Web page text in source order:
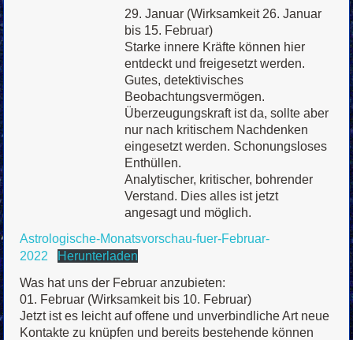
29. Januar (Wirksamkeit 26. Januar
bis 15. Februar)
Starke innere Kräfte können hier
entdeckt und freigesetzt werden.
Gutes, detektivisches
Beobachtungsvermögen.
Überzeugungskraft ist da, sollte aber
nur nach kritischem Nachdenken
eingesetzt werden. Schonungsloses
Enthüllen.
Analytischer, kritischer, bohrender
Verstand. Dies alles ist jetzt
angesagt und möglich.
Astrologische-Monatsvorschau-fuer-Februar-
2022
Herunterladen
Was hat uns der Februar anzubieten:
01. Februar (Wirksamkeit bis 10. Februar)
Jetzt ist es leicht auf offene und unverbindliche Art neue
Kontakte zu knüpfen und bereits bestehende können